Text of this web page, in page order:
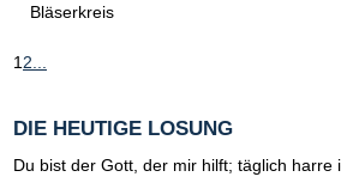
Bläserkreis
12...
DIE HEUTIGE LOSUNG
Du bist der Gott, der mir hilft; täglich harre